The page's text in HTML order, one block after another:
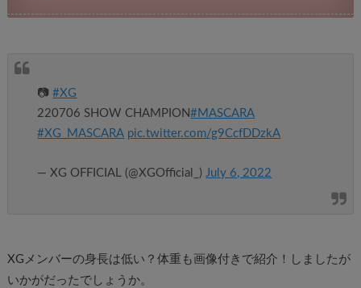
📷#XG
220706 SHOW CHAMPION#MASCARA
#XG_MASCARA pic.twitter.com/g9CcfDDzkA
— XG OFFICIAL (@XGOfficial_) July 6, 2022
XGメンバーの身長は低い？体重も画像付きで紹介！しましたが
いかがだったでしょうか。